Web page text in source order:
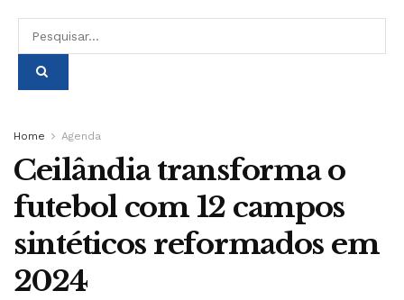
Home Agenda
Ceilândia transforma o
futebol com 12 campos
sintéticos reformados em
2024